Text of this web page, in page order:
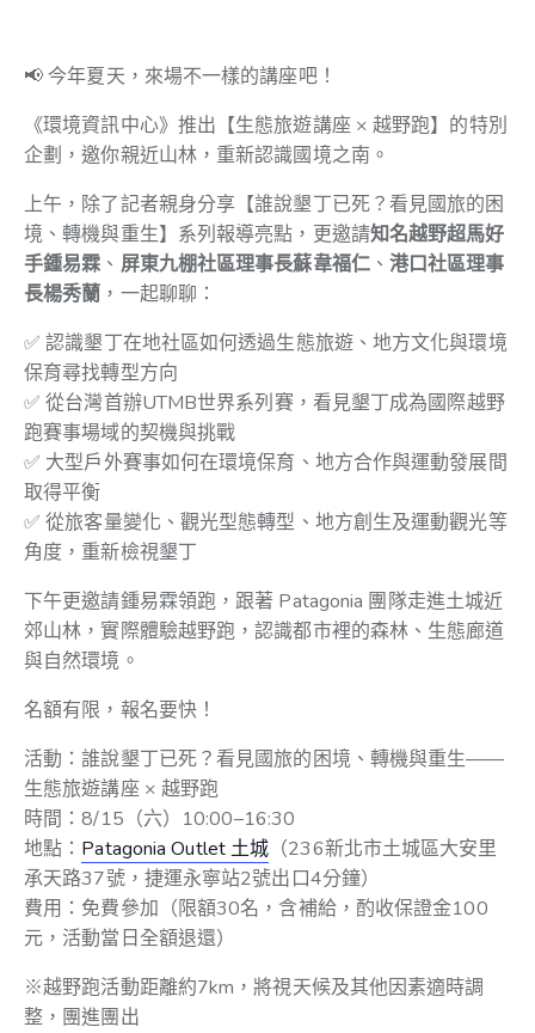
📢 今年夏天，來場不一樣的講座吧！
《環境資訊中心》推出【生態旅遊講座 × 越野跑】的特別
企劃，邀你親近山林，重新認識國境之南。
上午，除了記者親身分享【誰說墾丁已死？看見國旅的困
境、轉機與重生】系列報導亮點，更邀請知名越野超馬好
手鍾易霖 、 屏東九棚社區理事長蘇韋福仁、 港口社區理事
長楊秀蘭 ，一起聊聊：
✅ 認識墾丁在地社區如何透過生態旅遊、地方文化與環境
保育尋找轉型方向
✅ 從台灣首辦UTMB世界系列賽，看見墾丁成為國際越野
跑賽事場域的契機與挑戰
✅ 大型戶外賽事如何在環境保育、地方合作與運動發展間
取得平衡
✅ 從旅客量變化、觀光型態轉型、地方創生及運動觀光等
角度，重新檢視墾丁
下午更邀請鍾易霖領跑，跟著 Patagonia 團隊走進土城近
郊山林，實際體驗越野跑，認識都市裡的森林、生態廊道
與自然環境。
名額有限，報名要快！
活動：誰說墾丁已死？看見國旅的困境、轉機與重生——
生態旅遊講座 × 越野跑
時間：8/15（六）10:00–16:30
地點： Patagonia Outlet 土城 （236新北市土城區大安里
承天路37號，捷運永寧站2號出口4分鐘）
費用：免費參加（限額30名，含補給，酌收保證金100
元，活動當日全額退還）
※越野跑活動距離約7km，將視天候及其他因素適時調
整，團進團出